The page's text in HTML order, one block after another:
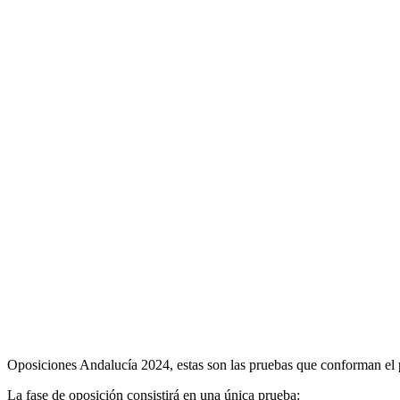
Oposiciones Andalucía 2024, estas son las pruebas que conforman el
La fase de oposición consistirá en una única prueba: